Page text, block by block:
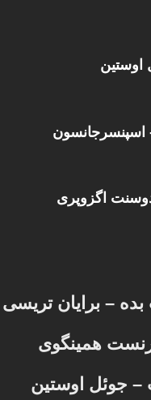
اسپنسرجانسون
اگزوپری
– برایان تریسی
همینگوی
جوئل اوستین